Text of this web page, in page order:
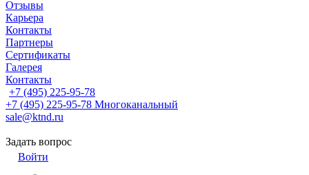
Отзывы
Карьера
Контакты
Партнеры
Сертификаты
Галерея
Контакты
+7 (495) 225-95-78
+7 (495) 225-95-78 Многоканальный
sale@ktnd.ru
Задать вопрос
Войти